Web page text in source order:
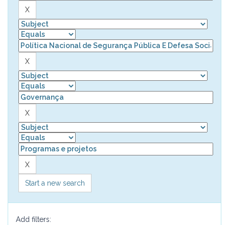
Start a new search
Add filters: